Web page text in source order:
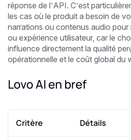
réponse de l’API. C’est
les cas où le produit a besoin de
narrations ou contenus audio
ou expérience utilisateur, car le
influence directement la qualité
opérationnelle et le coût global du
Lovo AI en bref
Critère Détails